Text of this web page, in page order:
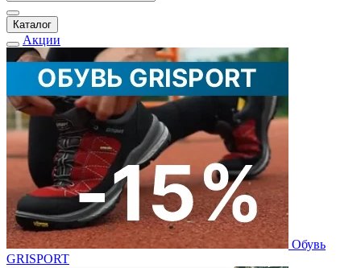
Каталог
Акции
Обувь
GRISPORT